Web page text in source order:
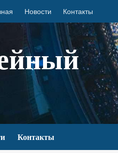
Новости Контакты
Контакты